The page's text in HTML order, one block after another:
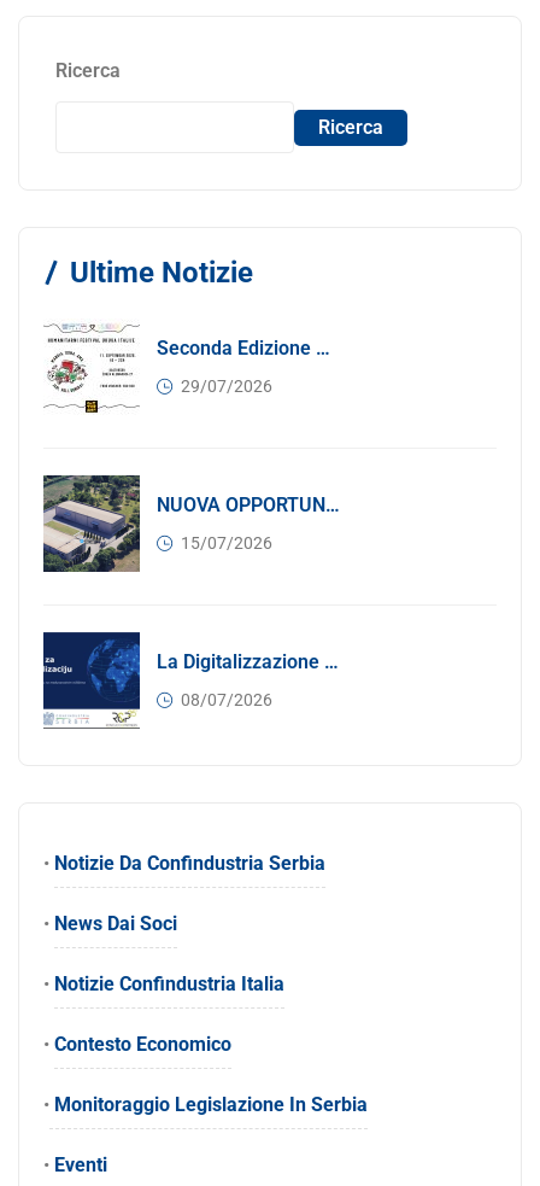
Ricerca
Ricerca
Ultime Notizie
Seconda Edizione Di MANGIA. DONA. AMA: Quando La Gastronomia Incontra La Solidarietà, 11 Settembre 2026
29/07/2026
NUOVA OPPORTUNITÀ DI BUSINESS PER I SOCI DI CONFINDUSTRIA SERBIA: Affitasi Un Moderno Capannone Industriale A Pančevo – 1.200 M² Nella Zona Industriale
15/07/2026
La Digitalizzazione Come Motore Dell’internazionalizzazione
08/07/2026
• Notizie Da Confindustria Serbia
• News Dai Soci
• Notizie Confindustria Italia
• Contesto Economico
• Monitoraggio Legislazione In Serbia
• Eventi